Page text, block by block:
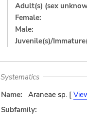
Adult(s) (sex
Female:
Male:
Juvenile(s)/
Systematics
Name:
Araneae sp. [
Subfamily: